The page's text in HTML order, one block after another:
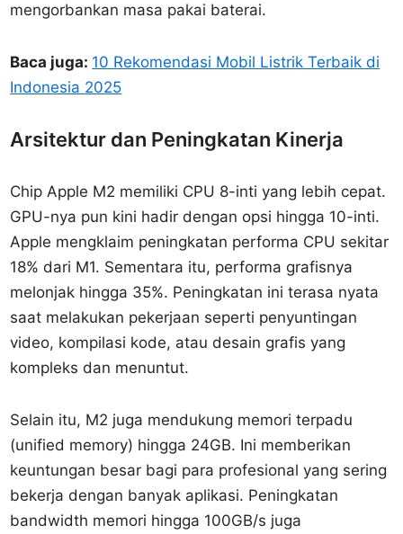
mengorbankan masa pakai baterai.
Baca juga: 10 Rekomendasi Mobil Listrik Terbaik di
Indonesia 2025
Arsitektur dan Peningkatan Kinerja
Chip Apple M2 memiliki CPU 8-inti yang lebih cepat.
GPU-nya pun kini hadir dengan opsi hingga 10-inti.
Apple mengklaim peningkatan performa CPU sekitar
18% dari M1. Sementara itu, performa grafisnya
melonjak hingga 35%. Peningkatan ini terasa nyata
saat melakukan pekerjaan seperti penyuntingan
video, kompilasi kode, atau desain grafis yang
kompleks dan menuntut.
Selain itu, M2 juga mendukung memori terpadu
(unified memory) hingga 24GB. Ini memberikan
keuntungan besar bagi para profesional yang sering
bekerja dengan banyak aplikasi. Peningkatan
bandwidth memori hingga 100GB/s juga